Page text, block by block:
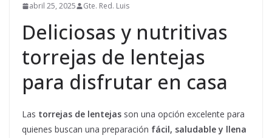
abril 25, 2025 Gte. Red. Luis
Deliciosas y nutritivas
torrejas de lentejas
para disfrutar en casa
Las torrejas de lentejas son una opción excelente para
quienes buscan una preparación fácil, saludable y llena